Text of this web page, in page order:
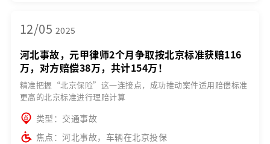
12/05 2025
河北事故，元甲律师2个月争取按北京标准获赔116
万，对方赔偿38万，共计154万！
精准把握“北京保险”这一连接点，成功推动案件适用赔偿标准
更高的北京标准进行理赔计算
类型：交通事故
焦点：河北事故，车辆在北京投保